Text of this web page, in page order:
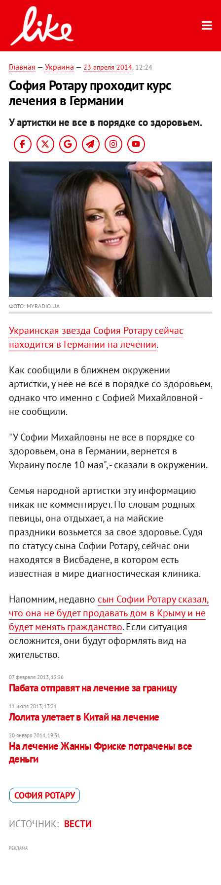
Главная — Украина — 23 апреля 2014, 12:24
София Ротару проходит курс
лечения в Германии
У артистки не все в порядке со здоровьем.
ФОТО: MYRADIO.UA
Украинская звезда София Ротару сейчас
находится в Германии на лечении.
Как сообщили в ближнем окружении
артистки, у нее не все в порядке со здоровьем,
однако что именно с Софией Михайловной -
не сообщили.
"У Софии Михайловны не все в порядке со
здоровьем, она в Германии, вернется в
Украину после 10 мая", - сказали в окружении.
Семья народной артистки эту информацию
никак не комментирует. По словам родных
певицы, она отдыхает, а на майские
праздники возьмется за свое здоровье. Судя
по статусу сына Софии Ротару, сейчас они
находятся в Висбадене, в котором есть
известная в мире диагностическая клиника.
Напомним, недавно сын Софии Ротару сказал,
что она не будет продавать дом в Крыму и не
будет менять гражданство. Если ситуация
осложнится, они будут оформлять вид на
жительство.
07 февраля 2013, 12:26
Пабата отправят на лечение за границу
11 июля 2013, 13:21
Лолита улетает в Китай на лечение
20 января 2014, 19:31
На лечение Жанны Фриске потрачены все
деньги
СОФИЯ РОТАРУ
ИСТОЧНИК: ВЕСТИ
РЕКЛАМА